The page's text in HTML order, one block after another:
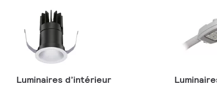
Luminaires d’intérieur